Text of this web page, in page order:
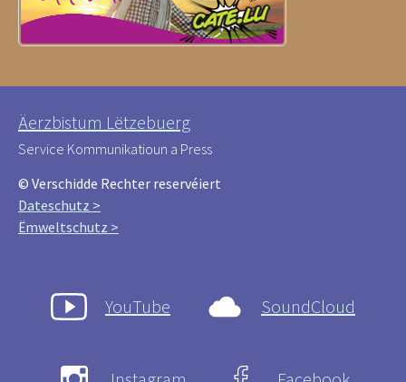
Äerzbistum Lëtzebuerg
Service Kommunikatioun a Press
© Verschidde Rechter reservéiert
Dateschutz >
Ëmweltschutz >
YouTube SoundCloud